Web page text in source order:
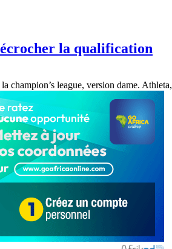
la qualification
champion’s league, version dame. Athleta,